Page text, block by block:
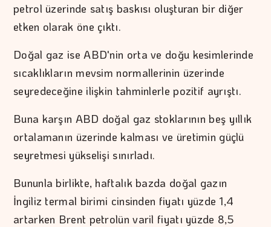
petrol üzerinde satış baskısı oluşturan bir diğer
etken olarak öne çıktı.
Doğal gaz ise ABD'nin orta ve doğu kesimlerinde
sıcaklıkların mevsim normallerinin üzerinde
seyredeceğine ilişkin tahminlerle pozitif ayrıştı.
Buna karşın ABD doğal gaz stoklarının beş yıllık
ortalamanın üzerinde kalması ve üretimin güçlü
seyretmesi yükselişi sınırladı.
Bununla birlikte, haftalık bazda doğal gazın
İngiliz termal birimi cinsinden fiyatı yüzde 1,4
artarken Brent petrolün varil fiyatı yüzde 8,5